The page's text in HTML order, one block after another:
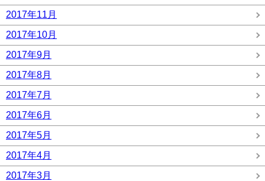
2017年11月
2017年10月
2017年9月
2017年8月
2017年7月
2017年6月
2017年5月
2017年4月
2017年3月